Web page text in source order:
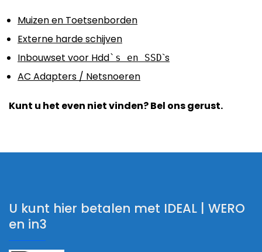
Muizen en Toetsenborden
Externe harde schijven
Inbouwset voor Hdd`s en SSD`s
AC Adapters / Netsnoeren
Kunt u het even niet vinden? Bel ons gerust.
U kunt hier betalen met IDEAL | WERO
en in3